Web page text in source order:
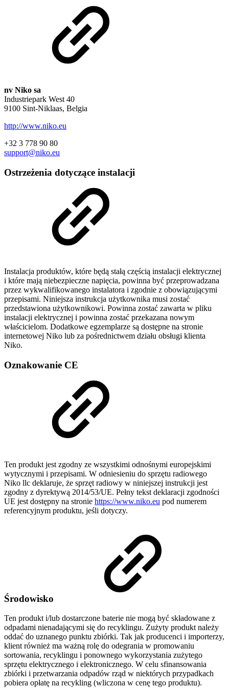
nv Niko sa
Industriepark West 40
9100 Sint-Niklaas, Belgia
http://www.niko.eu
+32 3 778 90 80
support@niko.eu
Ostrzeżenia dotyczące instalacji
Instalacja produktów, które będą stałą częścią instalacji elektrycznej
i które mają niebezpieczne napięcia, powinna być przeprowadzana
przez wykwalifikowanego instalatora i zgodnie z obowiązującymi
przepisami. Niniejsza instrukcja użytkownika musi zostać
przedstawiona użytkownikowi. Powinna zostać zawarta w pliku
instalacji elektrycznej i powinna zostać przekazana nowym
właścicielom. Dodatkowe egzemplarze są dostępne na stronie
internetowej Niko lub za pośrednictwem działu obsługi klienta
Niko.
Oznakowanie CE
Ten produkt jest zgodny ze wszystkimi odnośnymi europejskimi
wytycznymi i przepisami. W odniesieniu do sprzętu radiowego
Niko llc deklaruje, że sprzęt radiowy w niniejszej instrukcji jest
zgodny z dyrektywą 2014/53/UE. Pełny tekst deklaracji zgodności
UE jest dostępny na stronie https://www.niko.eu pod numerem
referencyjnym produktu, jeśli dotyczy.
Środowisko
Ten produkt i/lub dostarczone baterie nie mogą być składowane z
odpadami nienadającymi się do recyklingu. Zużyty produkt należy
oddać do uznanego punktu zbiórki. Tak jak producenci i importerzy,
klient również ma ważną rolę do odegrania w promowaniu
sortowania, recyklingu i ponownego wykorzystania zużytego
sprzętu elektrycznego i elektronicznego. W celu sfinansowania
zbiórki i przetwarzania odpadów rząd w niektórych przypadkach
pobiera opłatę na recykling (wliczona w cenę tego produktu).